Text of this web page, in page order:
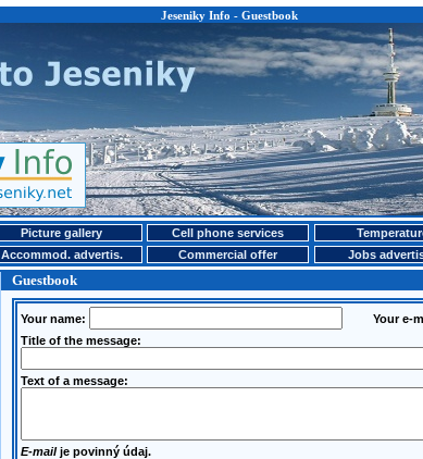
Jeseniky Info - Guestbook
Picture gallery Cell phone services
Accommod. advertis. Commercial offer Jobs
Guestbook
Your name:
Your e-
Title of the message:
Text of a message:
E-mailje povinný údaj.